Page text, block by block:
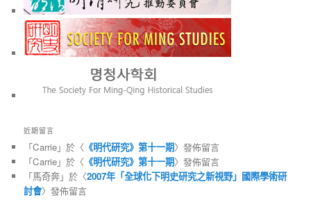
近期留言
「Carrie」於〈 《明代研究》第十一期〉發佈留言
「Carrie」於〈 《明代研究》第十一期〉發佈留言
「馬奇奔」於〈2007年「全球化下明史研究之新視野」國際學術研
討會〉發佈留言